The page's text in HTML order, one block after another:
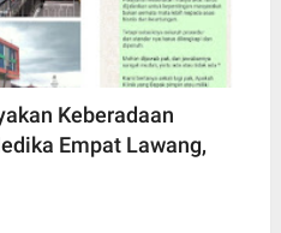
Keberadaan
Empat Lawang,